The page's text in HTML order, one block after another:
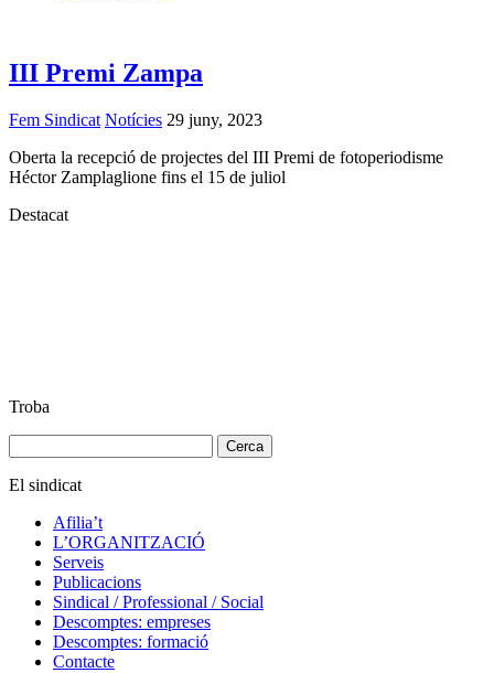
III Premi Zampa
Fem Sindicat Notícies 29 juny, 2023
Oberta la recepció de projectes del III Premi de fotoperiodisme
Héctor Zamplaglione fins el 15 de juliol
Destacat
Troba
El sindicat
Afilia’t
L’ORGANITZACIÓ
Serveis
Publicacions
Sindical / Professional / Social
Descomptes: empreses
Descomptes: formació
Contacte